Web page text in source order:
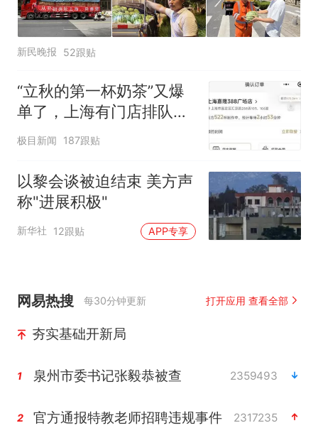
新民晚报 52跟贴
“立秋的第一杯奶茶”又爆
单了，上海有门店排队超
500杯，店员：今天奶茶
时
极目新闻 187跟贴
以黎会谈被迫结束 美方声
称"进展积极"
新华社 12跟贴 APP专享
网易热搜 每30分钟更新 打开应用 查看全部
夯实基础开新局
1 泉州市委书记张毅恭被查 2359493
2 官方通报特教老师招聘违规事件 2317235